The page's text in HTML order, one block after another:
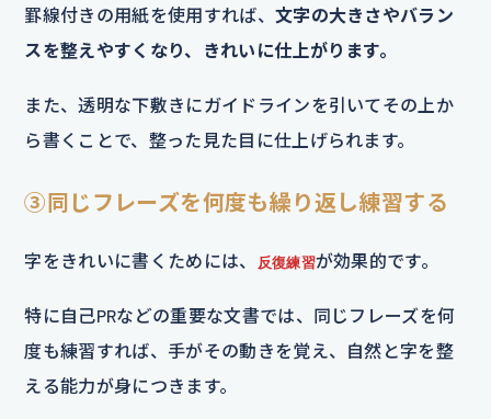
罫線付きの用紙を使用すれば、 文字の大きさやバラン
スを整えやすくなり、きれいに仕上がります。
また、透明な下敷きにガイドラインを引いてその上か
ら書くことで、整った見た目に仕上げられます。
③同じフレーズを何度も繰り返し練習する
字をきれいに書くためには、 反復練習が効果的です。
特に自己PRなどの重要な文書では、同じフレーズを何
度も練習すれば、手がその動きを覚え、自然と字を整
える能力が身につきます。